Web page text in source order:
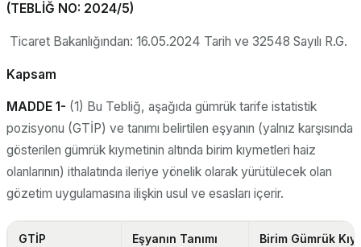
(TEBLİĞ NO: 2024/5)
Ticaret Bakanlığından: 16.05.2024 Tarih ve 32548 Sayılı R.G.
Kapsam
MADDE 1- (1) Bu Tebliğ, aşağıda gümrük tarife istatistik
pozisyonu (GTİP) ve tanımı belirtilen eşyanın (yalnız karşısında
gösterilen gümrük kıymetinin altında birim kıymetleri haiz
olanlarının) ithalatında ileriye yönelik olarak yürütülecek olan
gözetim uygulamasına ilişkin usul ve esasları içerir.
GTİP Eşyanın Tanımı Birim Gümrük